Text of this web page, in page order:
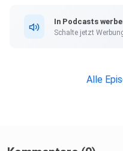
In Podcasts
Schalte jetzt
Alle